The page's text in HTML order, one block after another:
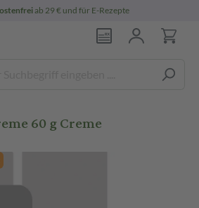
ab 29 € und für E-Rezepte
60 g Creme